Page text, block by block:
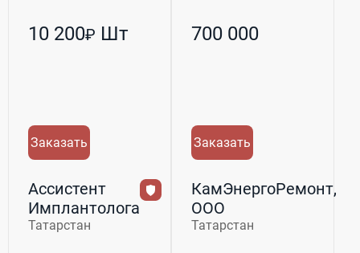
10 200₽ Шт
Заказать
Ассистент
Имплантолога
Татарстан
700 000
Заказать
КамЭнергоРемонт,
ООО
Татарстан